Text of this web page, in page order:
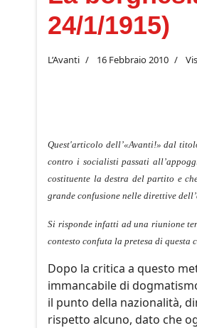
24/1/1915)
L’Avanti 16 Febbraio 2010
Quest'articolo dell’«Avanti!» dal
contro i socialisti passati
costituente la destra del partito e
grande confusione nelle direttive
Si risponde infatti ad una riunione
contesto confuta la pretesa di questa
Dopo la critica a questo
immancabile di
il punto della nazionalità,
rispetto alcuno, dato che